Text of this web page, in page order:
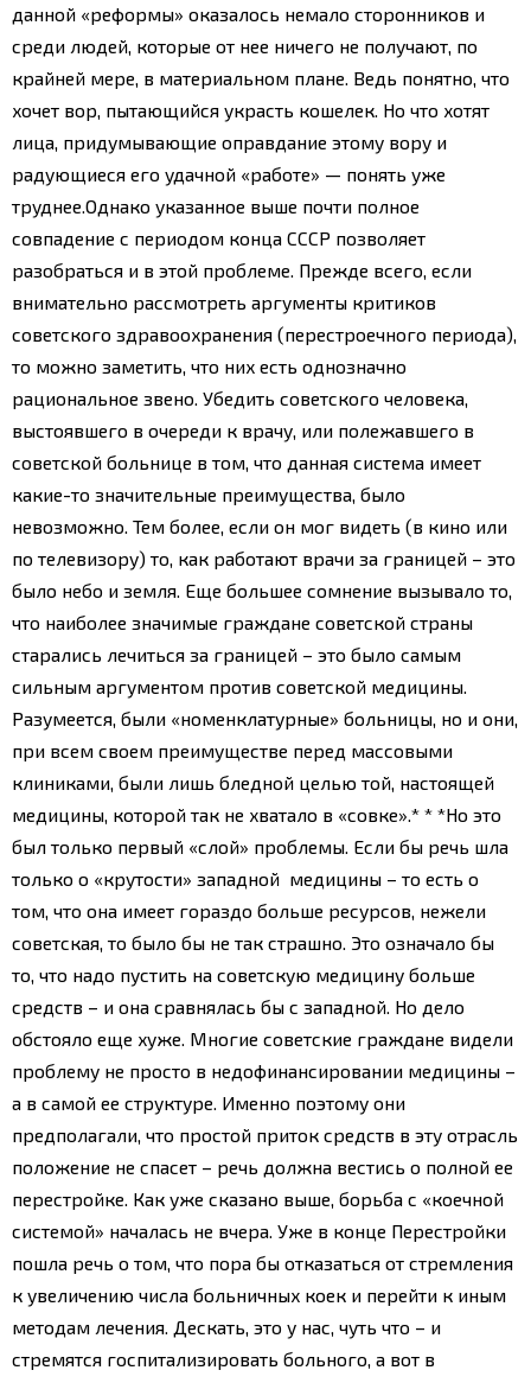
данной «реформы» оказалось немало сторонников и
среди людей, которые от нее ничего не получают, по
крайней мере, в материальном плане. Ведь понятно, что
хочет вор, пытающийся украсть кошелек. Но что хотят
лица, придумывающие оправдание этому вору и
радующиеся его удачной «работе» — понять уже
труднее. Однако указанное выше почти полное
совпадение с периодом конца СССР позволяет
разобраться и в этой проблеме. Прежде всего, если
внимательно рассмотреть аргументы критиков
советского здравоохранения (перестроечного периода),
то можно заметить, что них есть однозначно
рациональное звено. Убедить советского человека,
выстоявшего в очереди к врачу, или полежавшего в
советской больнице в том, что данная система имеет
какие-то значительные преимущества, было
невозможно. Тем более, если он мог видеть (в кино или
по телевизору) то, как работают врачи за границей – это
было небо и земля. Еще большее сомнение вызывало то,
что наиболее значимые граждане советской страны
старались лечиться за границей – это было самым
сильным аргументом против советской медицины.
Разумеется, были «номенклатурные» больницы, но и они,
при всем своем преимуществе перед массовыми
клиниками, были лишь бледной целью той, настоящей
медицины, которой так не хватало в «совке». * * *Но это
был только первый «слой» проблемы. Если бы речь шла
только о «крутости» западной медицины – то есть о
том, что она имеет гораздо больше ресурсов, нежели
советская, то было бы не так страшно. Это означало бы
то, что надо пустить на советскую медицину больше
средств – и она сравнялась бы с западной. Но дело
обстояло еще хуже. Многие советские граждане видели
проблему не просто в недофинансировании медицины –
а в самой ее структуре. Именно поэтому они
предполагали, что простой приток средств в эту отрасль
положение не спасет – речь должна вестись о полной ее
перестройке. Как уже сказано выше, борьба с «коечной
системой» началась не вчера. Уже в конце Перестройки
пошла речь о том, что пора бы отказаться от стремления
к увеличению числа больничных коек и перейти к иным
методам лечения. Дескать, это у нас, чуть что – и
стремятся госпитализировать больного, а вот в